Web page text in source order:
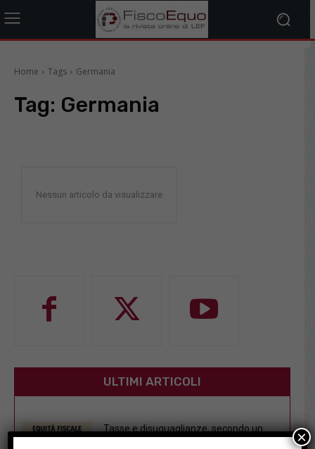
Home Tags Germania
Tag: Germania
Nessun articolo da visualizzare
ULTIMI ARTICOLI
Tasse e disuguaglianze, secondo un
×